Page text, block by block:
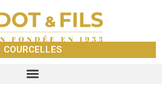
COURCELLES